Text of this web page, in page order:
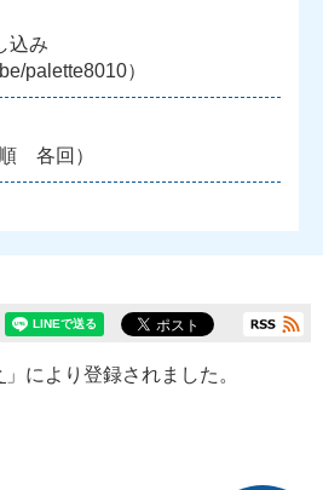
込み
palette8010）
各回）
」により登録されました。